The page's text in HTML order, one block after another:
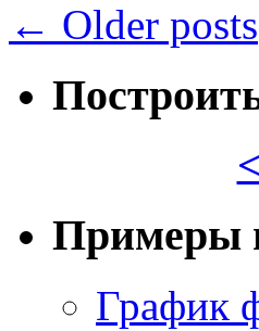
← Older posts
Примеры
График